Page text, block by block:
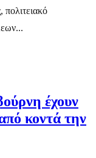
έχουν
κοντά την